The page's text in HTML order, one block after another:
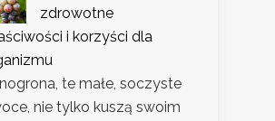
zdrowotne
i korzyści dla
te małe, soczyste
nie tylko kuszą swoim